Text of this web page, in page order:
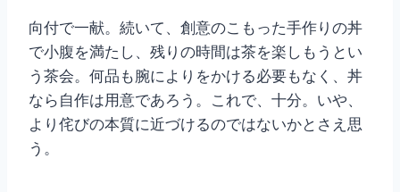
向付で一献。続いて、創意のこもった手作りの丼
で小腹を満たし、残りの時間は茶を楽しもうとい
う茶会。何品も腕によりをかける必要もなく、丼
なら自作は用意であろう。これで、十分。いや、
より侘びの本質に近づけるのではないかとさえ思
う。